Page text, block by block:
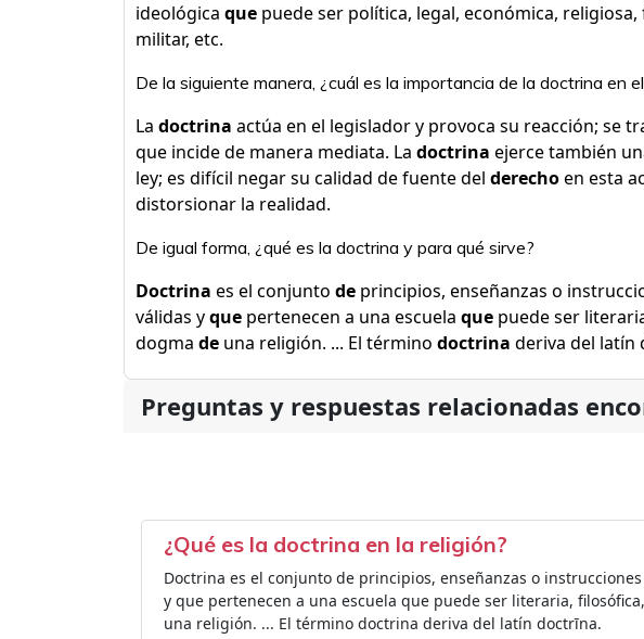
ideológica que puede ser política, legal, económica,
militar, etc.
De la siguiente manera, ¿cuál es la importancia de la doctrina en
La doctrina actúa en el legislador y provoca su reacción; se
que incide de manera mediata. La doctrina ejerce también
ley; es difícil negar su calidad de fuente del derechoen esta
distorsionar la realidad.
De igual forma, ¿qué es la doctrina y para qué sirve?
Doctrina es el conjunto de principios, enseñanzas o
válidas yque pertenecen a una escuela que puede ser
dogma de una religión. ... El término doctrina deriva del latín
Preguntas y respuestas relacionadas
¿Qué es la doctrina en la religión?
Doctrina es el conjunto de principios, enseñanzas o
y que pertenecen a una escuela que puede ser literaria,
una religión. ... El término doctrina deriva del latín doctrīna.